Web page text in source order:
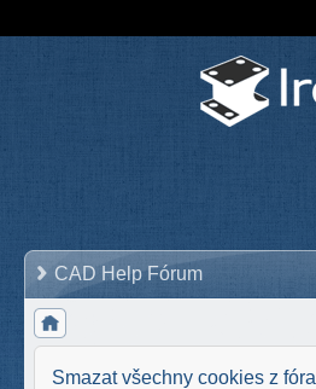
CAD Help Fórum
Smazat všechny cookies z fóra